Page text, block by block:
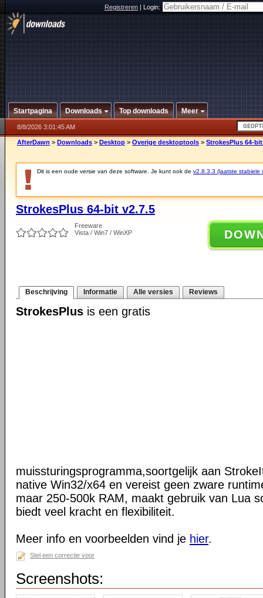
Registreren|Login:
Startpagina Downloads Top downloads Meer
8/8/2026 3:01:45 AM
AfterDawn > Downloads > Desktop > Overige desktoptools > StrokesPlus 64-bit
Dit is een oude versie van deze software. Je kunt ook de v2.8.3.3 (laatste stabiele
StrokesPlus 64-bit v2.7.5
Freeware
Vista / Win7 / WinXP
Beschrijving Informatie Alle versies Reviews
StrokesPlus is een gratis
muissturingsprogramma,soortgelijk aan
native Win32/x64 en vereist geen zware
maar 250-500k RAM, maakt gebruik van Lua
biedt veel kracht en flexibiliteit.
Meer info en voorbeelden vind je hier.
Stel een correctie voor
Screenshots: